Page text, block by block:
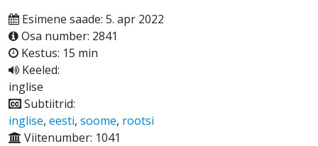
Esimene saade: 5. apr 2022
Osa number: 2841
Kestus: 15 min
Keeled:
inglise
Subtiitrid:
inglise, eesti, soome, rootsi
Viitenumber: 1041